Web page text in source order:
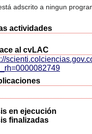
adscrito a ningun
actividades
al cvLAC
en ejecución
finalizadas